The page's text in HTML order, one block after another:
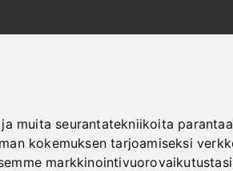
muita seurantatekniikoita
kokemuksen tarjoamiseksi
markkinointivuorovaikutustasi